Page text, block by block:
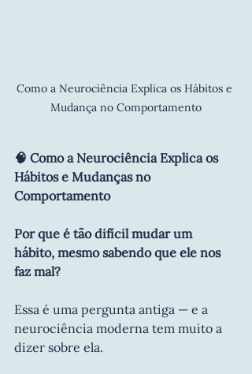
Como a Neurociência Explica os Hábitos e
Mudança no Comportamento
🧠 Como a Neurociência Explica os
Hábitos e Mudanças no
Comportamento
Por que é tão difícil mudar um
hábito, mesmo sabendo que ele nos
faz mal?
Essa é uma pergunta antiga — e a
neurociência moderna tem muito a
dizer sobre ela.